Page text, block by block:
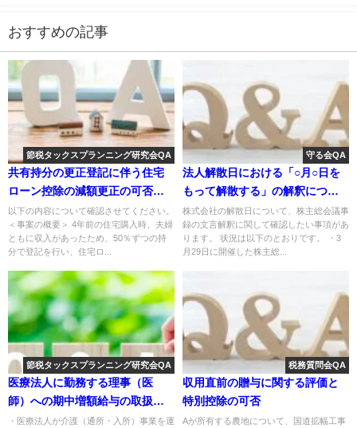
おすすめの記事
節税タックスプランニング研究会QA
共有持分の更正登記に伴う住宅
ローン控除の減額更正の可否に
ついて
以下の内容について確認させてください。
＜事案の概要＞ 4年前の住宅購入時、夫婦
ともに収入があったため、50％ずつの持
分で登記を行い、住宅ロ...
守る会QA
法人解散日における「○月○日を
もって解散する」の解釈につい
て
株式会社の解散日について、株主総会議事
録の文言解釈に関して確認したい事項があ
ります。 状況は以下のとおりです。 ・3
月29日に開催した株主総...
節税タックスプランニング研究会QA
医療法人に勤務する理事（医
師）への期中増額給与の取扱い
— 使用人兼務役員と事前確定給
・医療法人が介護（通所・入所）事業を運
税務質問会QA
収用直前の贈与に関する評価と
特別控除の可否
Aが所有する農地について、国道拡幅工事